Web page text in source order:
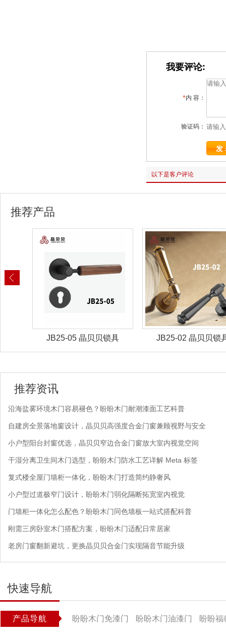
我要评论:
*内 容：
验证码：
以下是客户评论
推荐产品
JB25-02 晶贝贝锁具 JB25-01 晶贝贝锁
推荐资讯
沿海盐雾环境木门容易褪色？盼盼木门耐潮漆面工艺科普
自建房全景落地窗设计，晶贝贝高强度合金门窗兼顾视野与安全
小户型阳台封窗优选，晶贝贝窄边合金门窗放大室内视觉空间
干湿分离卫生间木门选型，盼盼木门防水工艺详解 Meta 标签
复式楼全屋门墙柜一体化，盼盼木门打造简约静奢风
小户型过道极窄门设计，盼盼木门弱化隔断拓宽室内视觉
门墙柜一体化怎么配色？盼盼木门同色墙板一站式搭配科普
刚需三房卧室木门搭配方案，盼盼木门适配日常居家
老房门窗翻新避坑，更换晶贝贝合金门实现隔音节能升级
快速导航
产品导航 盼盼木门免漆门 盼盼木门油漆门 盼盼福